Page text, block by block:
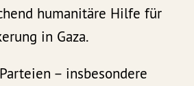
humanitäre Hilfe für
in Gaza.
– insbesondere